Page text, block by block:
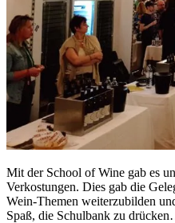
Mit der School of Wine gab es
Verkostungen. Dies gab die
Wein-Themen weiterzubilden
Spaß, die Schulbank zu